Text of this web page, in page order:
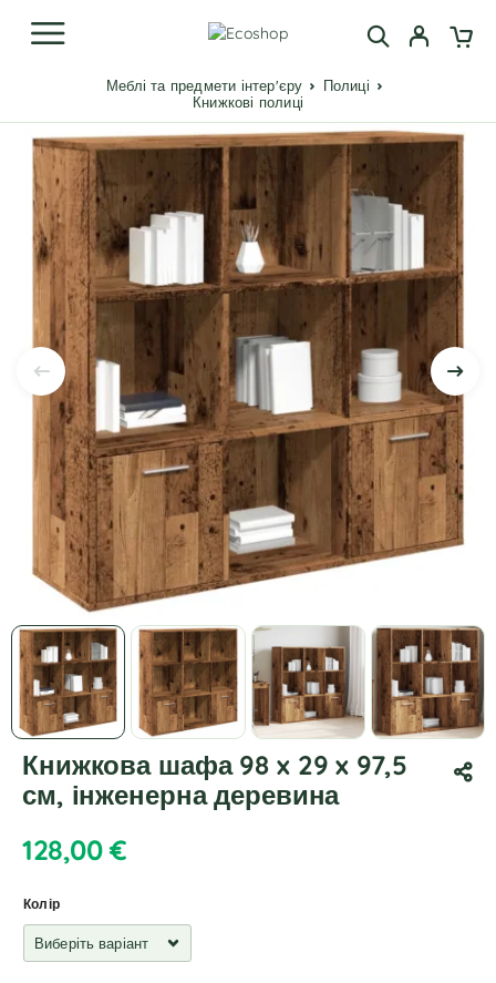
Меблі та предмети інтер'єру
Полиці
Книжкові полиці
Книжкова шафа 98 x 29 x 97,5
см, інженерна деревина
128,00€
Колір